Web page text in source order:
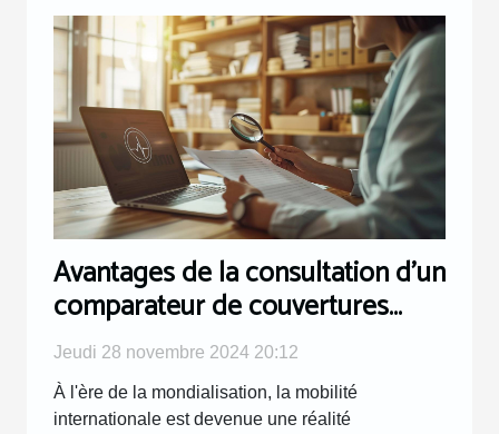
Avantages de la consultation d'un
comparateur de couvertures
santé internationales
Jeudi 28 novembre 2024 20:12
À l'ère de la mondialisation, la mobilité
internationale est devenue une réalité